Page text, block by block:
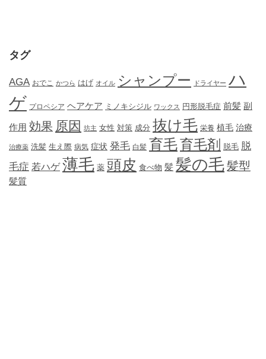
タグ
AGA おでこ かつら はげ オイル シャンプー ドライヤー ハ
ゲ プロペシア ヘアケア ミノキシジル ワックス 円形脱毛症 前髪 副
作用 効果 原因 坊主 女性 対策 成分 抜け毛 栄養 植毛 治療
治療薬 洗髪 生え際 病気 症状 発毛 白髪 育毛育毛剤 脱毛 脱
毛症 若ハゲ 薄毛 薬 頭皮 食べ物 髪 髪の毛髪型
髪質